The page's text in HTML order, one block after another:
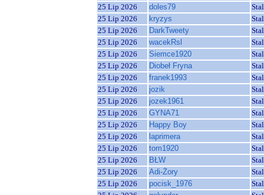
25 Lip 2026
doles79
25 Lip 2026
kryzys
25 Lip 2026
DarkTweety
25 Lip 2026
wacekRsl
25 Lip 2026
Siemce1920
25 Lip 2026
Diobeł Fryna
25 Lip 2026
franek1993
25 Lip 2026
jozik
25 Lip 2026
jozek1961
25 Lip 2026
GYNA71
25 Lip 2026
Happy Boy
25 Lip 2026
laprimera
25 Lip 2026
tom1920
25 Lip 2026
BŁW
25 Lip 2026
Adi-Żory
25 Lip 2026
pocisk_1976